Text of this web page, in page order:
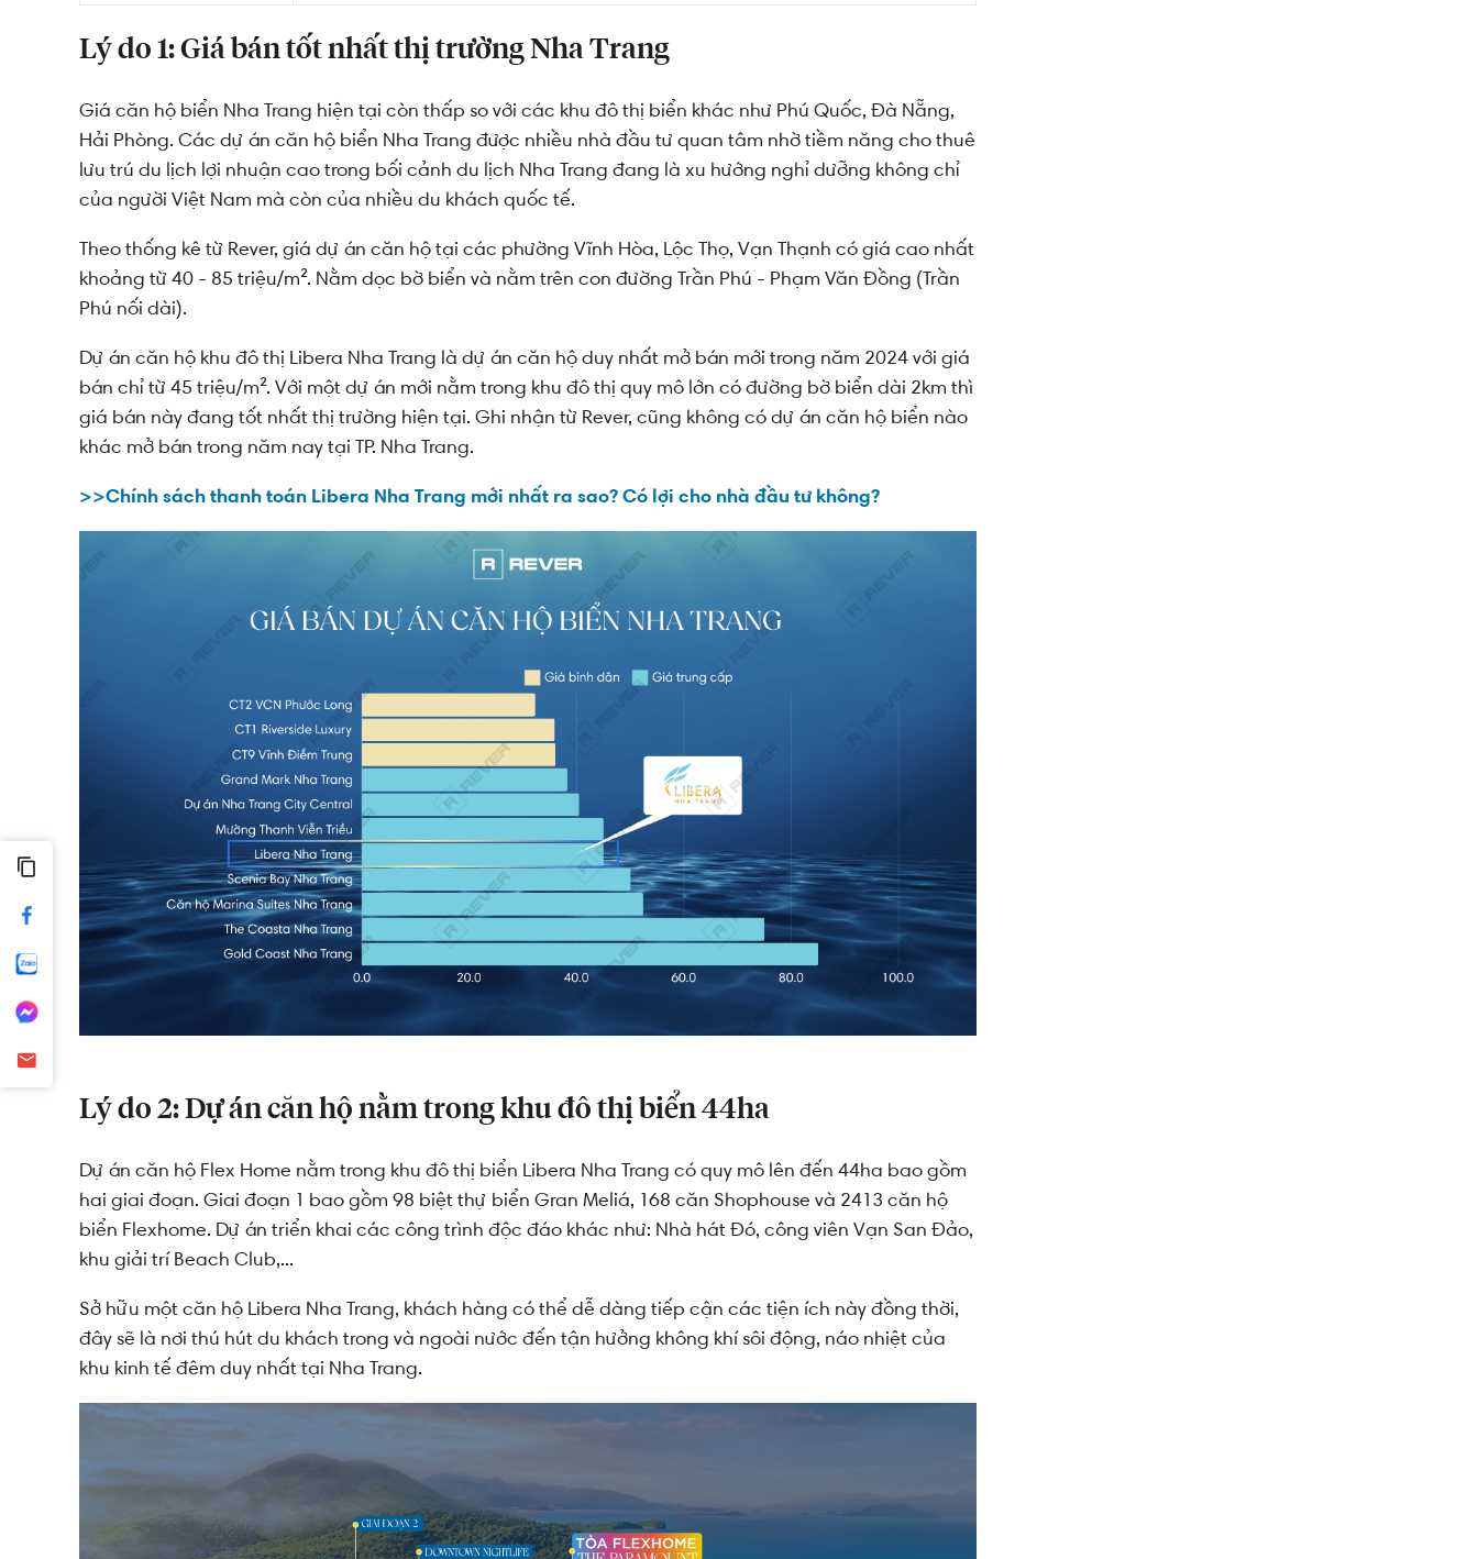
Lý do 1: Giá bán tốt nhất thị trường Nha Trang
Giá căn hộ biển Nha Trang hiện tại còn thấp so với các khu đô thị biển khác như Phú Quốc, Đà Nẵng,
Hải Phòng. Các dự án căn hộ biển Nha Trang được nhiều nhà đầu tư quan tâm nhờ tiềm năng cho thuê
lưu trú du lịch lợi nhuận cao trong bối cảnh du lịch Nha Trang đang là xu hướng nghỉ dưỡng không chỉ
của người Việt Nam mà còn của nhiều du khách quốc tế.
Theo thống kê từ Rever, giá dự án căn hộ tại các phường Vĩnh Hòa, Lộc Thọ, Vạn Thạnh có giá cao nhất
khoảng từ 40 - 85 triệu/m². Nằm dọc bờ biển và nằm trên con đường Trần Phú - Phạm Văn Đồng (Trần
Phú nối dài).
Dự án căn hộ khu đô thị Libera Nha Trang là dự án căn hộ duy nhất mở bán mới trong năm 2024 với giá
bán chỉ từ 45 triệu/m². Với một dự án mới nằm trong khu đô thị quy mô lớn có đường bờ biển dài 2km thì
giá bán này đang tốt nhất thị trường hiện tại. Ghi nhận từ Rever, cũng không có dự án căn hộ biển nào
khác mở bán trong năm nay tại TP. Nha Trang.
>>Chính sách thanh toán Libera Nha Trang mới nhất ra sao? Có lợi cho nhà đầu tư không?
Lý do 2: Dự án căn hộ nằm trong khu đô thị biển 44ha
Dự án căn hộ Flex Home nằm trong khu đô thị biển Libera Nha Trang có quy mô lên đến 44ha bao gồm
hai giai đoạn. Giai đoạn 1 bao gồm 98 biệt thự biển Gran Meliá, 168 căn Shophouse và 2413 căn hộ
biển Flexhome. Dự án triển khai các công trình độc đáo khác như: Nhà hát Đó, công viên Vạn San Đảo,
khu giải trí Beach Club,...
Sở hữu một căn hộ Libera Nha Trang, khách hàng có thể dễ dàng tiếp cận các tiện ích này đồng thời,
đây sẽ là nơi thú hút du khách trong và ngoài nước đến tận hưởng không khí sôi động, náo nhiệt của
khu kinh tế đêm duy nhất tại Nha Trang.